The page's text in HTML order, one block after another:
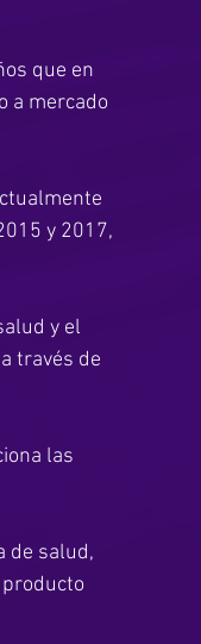
que en
a mercado
y 2017,
y el
través de
las
de salud,